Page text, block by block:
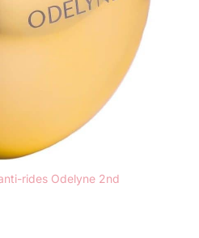
rides Odelyne 2nd